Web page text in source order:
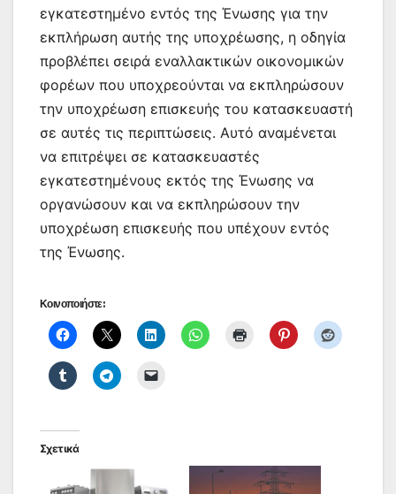
εγκατεστημένο εντός της Ένωσης για την
εκπλήρωση αυτής της υποχρέωσης, η οδηγία
προβλέπει σειρά εναλλακτικών οικονομικών
φορέων που υποχρεούνται να εκπληρώσουν
την υποχρέωση επισκευής του κατασκευαστή
σε αυτές τις περιπτώσεις. Αυτό αναμένεται
να επιτρέψει σε κατασκευαστές
εγκατεστημένους εκτός της Ένωσης να
οργανώσουν και να εκπληρώσουν την
υποχρέωση επισκευής που υπέχουν εντός
της Ένωσης.
Κοινοποιήστε:
Σχετικά